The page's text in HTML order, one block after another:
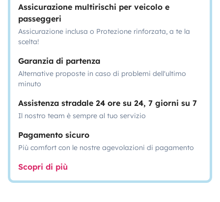
Assicurazione multirischi per veicolo e
passeggeri
Assicurazione inclusa o Protezione rinforzata, a te la
scelta!
Garanzia di partenza
Alternative proposte in caso di problemi dell'ultimo
minuto
Assistenza stradale 24 ore su 24, 7 giorni su 7
Il nostro team è sempre al tuo servizio
Pagamento sicuro
Più comfort con le nostre agevolazioni di pagamento
Scopri di più